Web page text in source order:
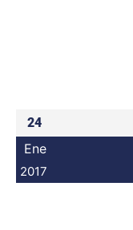
24
Ene
2017